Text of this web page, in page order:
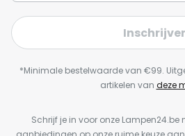
*Minimale bestelwaarde van €99.
artikelen van deze
Schrijf je in voor onze